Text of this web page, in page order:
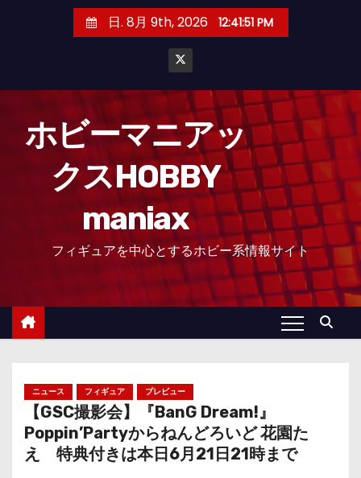
日. 8月 9th, 2026 12:41:52 PM
ホビーマニアッ
クスHOBBY
maniax
フィギュアを中心とするホビー系情報サイト
ニュース フィギュア プレビュー
【GSC撮影会】『BanG Dream!』
Poppin’Partyからねんどろいど 花園た
え 特典付きは本日6月21日21時まで